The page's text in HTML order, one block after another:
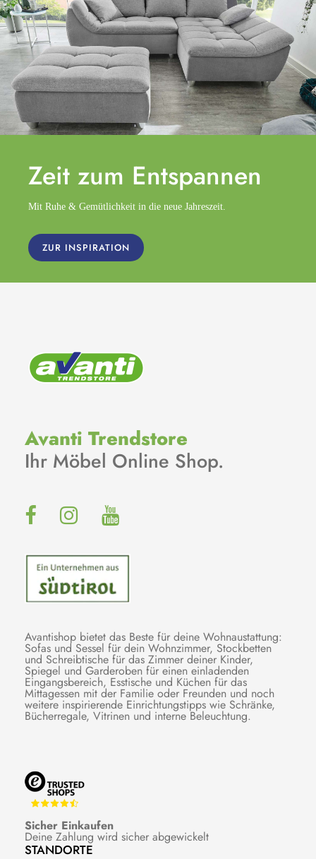
Zeit zum Entspannen
Mit Ruhe & Gemütlichkeit in die neue Jahreszeit.
ZUR INSPIRATION
Avanti Trendstore
Ihr Möbel Online Shop.
Avantishop bietet das Beste für deine Wohnaustattung:
Sofas und Sessel für dein Wohnzimmer, Stockbetten
und Schreibtische für das Zimmer deiner Kinder,
Spiegel und Garderoben für einen einladenden
Eingangsbereich, Esstische und Küchen für das
Mittagessen mit der Familie oder Freunden und noch
weitere inspirierende Einrichtungstipps wie Schränke,
Bücherregale, Vitrinen und interne Beleuchtung.
Sicher Einkaufen
Deine Zahlung wird sicher abgewickelt
STANDORTE